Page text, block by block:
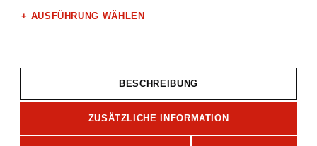
AUSFÜHRUNG WÄHLEN
BESCHREIBUNG
ZUSÄTZLICHE INFORMATION